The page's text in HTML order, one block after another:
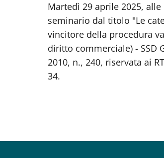
Martedì 29 aprile 2025,
seminario dal titolo "Le
vincitore della procedura
diritto commerciale) - SSD
2010, n., 240, riservata ai
34.